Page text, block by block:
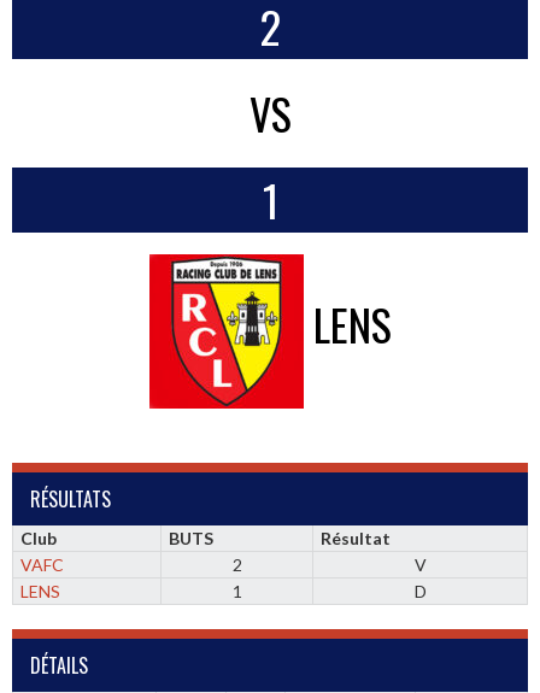
2
VS
1
LENS
RÉSULTATS
Club BUTS
Résultat
VAFC
2
V
LENS
1 D
DÉTAILS